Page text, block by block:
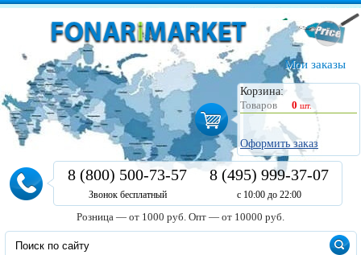
Мои заказы
Корзина:
Товаров
0 шт.
Оформить заказ
8 (800) 500-73-57
Звонок бесплатный
8 (495) 999-37-07
с 10:00 до 22:00
Розница — от 1000 руб. Опт — от 10000 руб.